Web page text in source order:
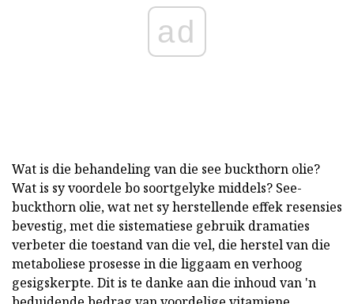
ad
Wat is die behandeling van die see buckthorn olie?
Wat is sy voordele bo soortgelyke middels? See-
buckthorn olie, wat net sy herstellende effek resensies
bevestig, met die sistematiese gebruik dramaties
verbeter die toestand van die vel, die herstel van die
metaboliese prosesse in die liggaam en verhoog
gesigskerpte. Dit is te danke aan die inhoud van 'n